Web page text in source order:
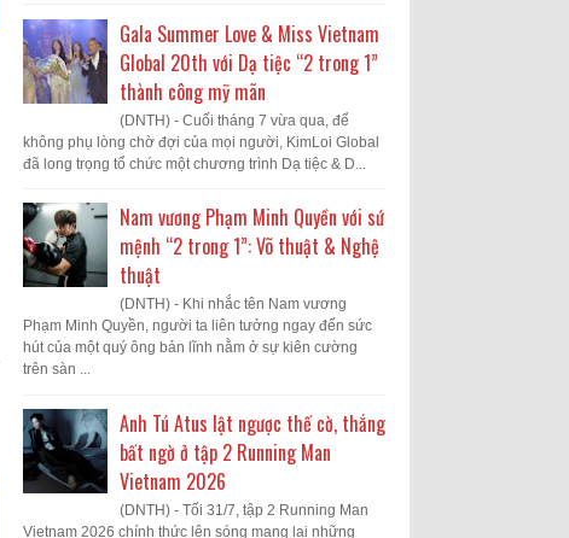
Gala Summer Love & Miss Vietnam
Global 20th với Dạ tiệc “2 trong 1”
thành công mỹ mãn
(DNTH) - Cuối tháng 7 vừa qua, để
không phụ lòng chờ đợi của mọi người, KimLoi Global
đã long trọng tổ chức một chương trình Dạ tiệc & D...
Nam vương Phạm Minh Quyền với sứ
mệnh “2 trong 1”: Võ thuật & Nghệ
thuật
(DNTH) - Khi nhắc tên Nam vương
Phạm Minh Quyền, người ta liên tưởng ngay đến sức
hút của một quý ông bản lĩnh nằm ở sự kiên cường
trên sàn ...
Anh Tú Atus lật ngược thế cờ, thắng
bất ngờ ở tập 2 Running Man
Vietnam 2026
(DNTH) - Tối 31/7, tập 2 Running Man
Vietnam 2026 chính thức lên sóng mang lại những